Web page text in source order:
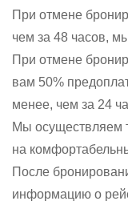
При отмене
чем за 48 часов,
При отмене
вам 50%
менее, чем за 24
Мы осуществляем
на
После
информацию о